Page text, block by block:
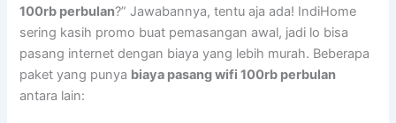
100rb perbulan?” Jawabannya, tentu aja ada! IndiHome
sering kasih promo buat pemasangan awal, jadi lo bisa
pasang internet dengan biaya yang lebih murah. Beberapa
paket yang punya biaya pasang wifi 100rb perbulan
antara lain: